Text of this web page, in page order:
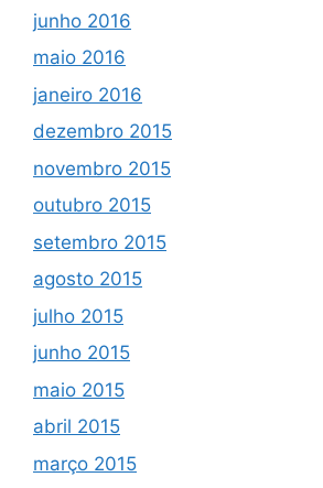
junho 2016
maio 2016
janeiro 2016
dezembro 2015
novembro 2015
outubro 2015
setembro 2015
agosto 2015
julho 2015
junho 2015
maio 2015
abril 2015
março 2015